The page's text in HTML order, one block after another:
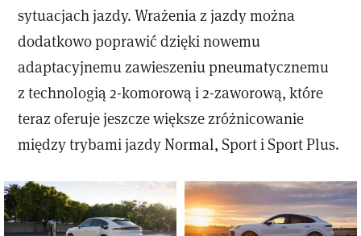
sytuacjach jazdy. Wrażenia z jazdy można
dodatkowo poprawić dzięki nowemu
adaptacyjnemu zawieszeniu pneumatycznemu
z technologią 2-komorową i 2-zaworową, które
teraz oferuje jeszcze większe zróżnicowanie
między trybami jazdy Normal, Sport i Sport Plus.